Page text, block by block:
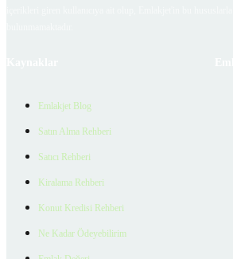
Emlakjet Blog
Satın Alma Rehberi
Satıcı Rehberi
Kiralama Rehberi
Konut Kredisi Rehberi
Ne Kadar Ödeyebilirim